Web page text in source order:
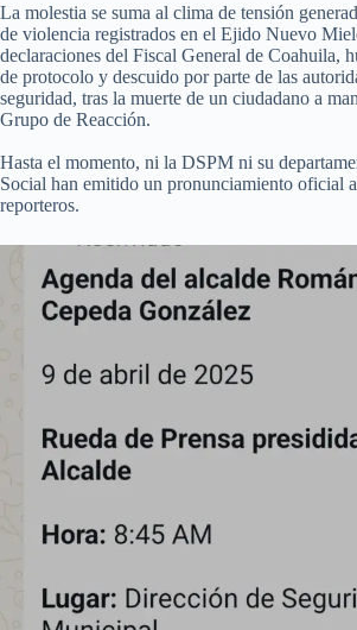
La molestia se suma al clima de tensión
de violencia registrados en el Ejido Nuevo
declaraciones del Fiscal General de Coahuila,
de protocolo y descuido por parte de las
seguridad, tras la muerte de un ciudadano a
Grupo de Reacción.
Hasta el momento, ni la DSPM ni su
Social han emitido un pronunciamiento oficial
reporteros.